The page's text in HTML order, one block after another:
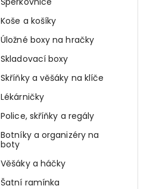
Koše a košíky
Úložné boxy na hračky
Skladovací boxy
Skříňky a věšáky na klíče
Lékárničky
Police, skříňky a regály
Botníky a organizéry na
boty
Věšáky a háčky
Šatní ramínka